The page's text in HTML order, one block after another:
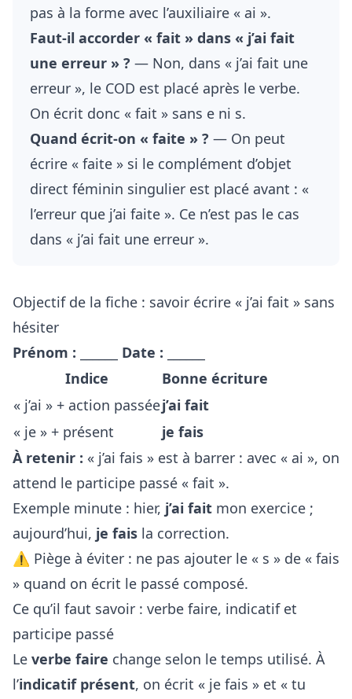
pas à la forme avec l’auxiliaire « ai ».
Faut-il accorder « fait » dans « j’ai fait
une erreur » ? — Non, dans « j’ai fait une
erreur », le COD est placé après le verbe.
On écrit donc « fait » sans e ni s.
Quand écrit-on « faite » ? — On peut
écrire « faite » si le complément d’objet
direct féminin singulier est placé avant : «
l’erreur que j’ai faite ». Ce n’est pas le cas
dans « j’ai fait une erreur ».
Objectif de la fiche : savoir écrire « j’ai fait » sans
hésiter
Prénom :
Date :
Indice
Bonne écriture
« j’ai » + action passéej’ai fait
« je » + présent
je fais
À retenir : « j’ai fais » est à barrer : avec « ai », on
attend le participe passé « fait ».
Exemple minute : hier, j’ai fait mon exercice ;
aujourd’hui, je fais la correction.
⚠️ Piège à éviter : ne pas ajouter le « s » de « fais
» quand on écrit le passé composé.
Ce qu’il faut savoir : verbe faire, indicatif et
participe passé
Le verbe faire change selon le temps utilisé. À
l’indicatif présent, on écrit « je fais » et « tu